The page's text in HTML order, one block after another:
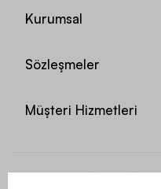
Kurumsal
Sözleşmeler
Müşteri Hizmetleri